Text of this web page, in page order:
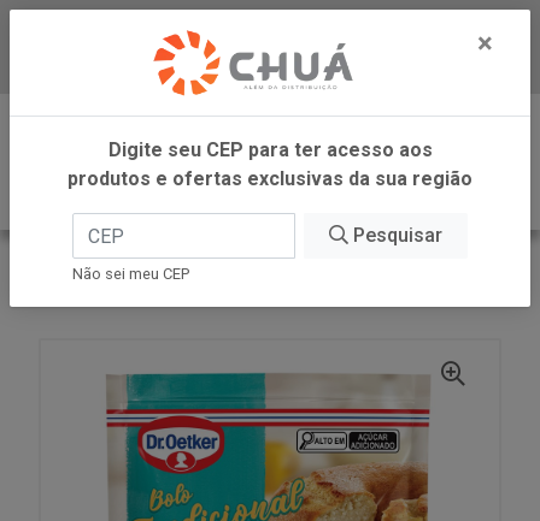
Baixe já nosso APP
0
INÍCIO
DR OETKER BRASIL
×
Digite seu CEP para ter acesso aos
produtos e ofertas exclusivas da sua região
Pesquisar
Não sei meu CEP